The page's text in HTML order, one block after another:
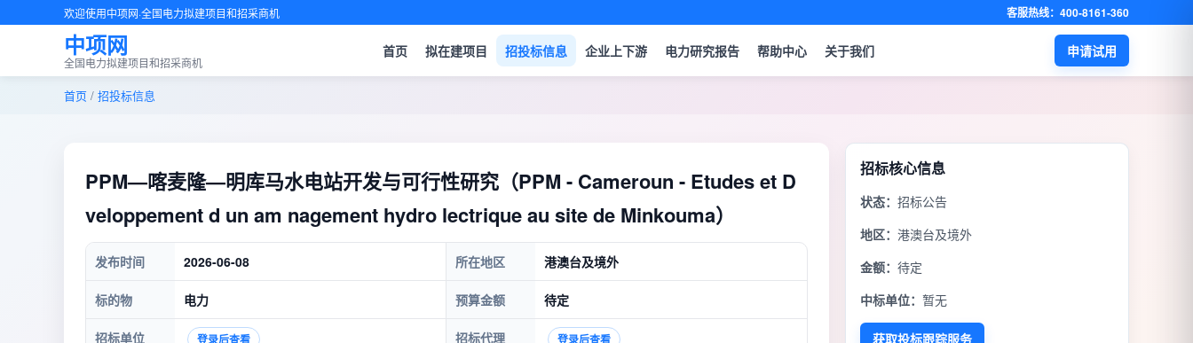
欢迎使用中项网·全国电力拟建项目和招采商机 客服热线：400-8161-360
中项网
全国电力拟建项目和招采商机
首页 拟在建项目 招投标信息 企业上下游 电力研究报告 帮助中心 关于我们 申请试用
首页 / 招投标信息
PPM—喀麦隆—明库马水电站开发与可行性研究（PPM - Cameroun - Etudes et D
veloppement d un am nagement hydro lectrique au site de Minkouma）
发布时间 2026-06-08 所在地区 港澳台及境外
标的物 电力 预算金额 待定
招标单位 登录后查看 招标代理 登录后查看
招标核心信息
状态： 招标公告
地区： 港澳台及境外
金额： 待定
中标单位： 暂无
获取投标跟踪服务